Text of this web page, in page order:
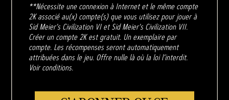
**Nécessite une connexion à Internet et le même compte
2K associé au(x) compte(s) que vous utilisez pour jouer à
Sid Meier's Civilization VI et Sid Meier's Civilization VII.
Créer un compte 2K est gratuit. Un exemplaire par
compte. Les récompenses seront automatiquement
attribuées dans le jeu. Offre nulle là où la loi l’interdit.
Voir conditions.